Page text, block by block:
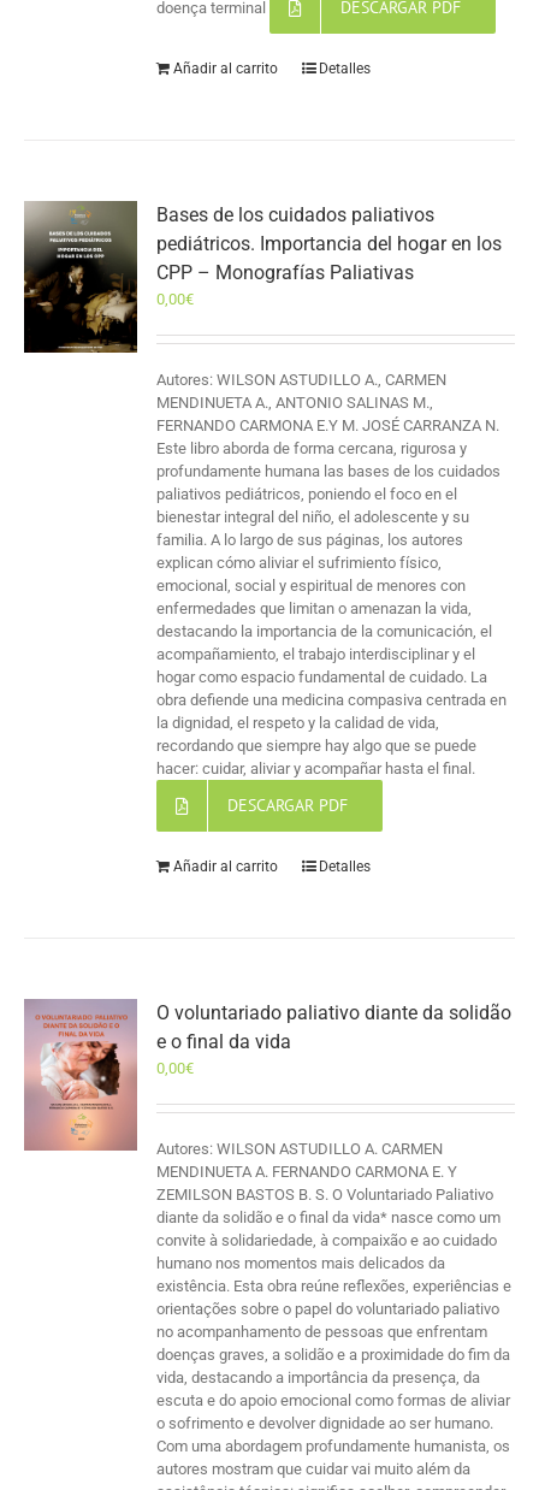
doença terminal DESCARGAR PDF
Añadir al carrito Detalles
Bases de los cuidados paliativos
pediátricos. Importancia del hogar en los
CPP – Monografías Paliativas
0,00€
Autores: WILSON ASTUDILLO A., CARMEN
MENDINUETA A., ANTONIO SALINAS M.,
FERNANDO CARMONA E.Y M. JOSÉ CARRANZA N.
Este libro aborda de forma cercana, rigurosa y
profundamente humana las bases de los cuidados
paliativos pediátricos, poniendo el foco en el
bienestar integral del niño, el adolescente y su
familia. A lo largo de sus páginas, los autores
explican cómo aliviar el sufrimiento físico,
emocional, social y espiritual de menores con
enfermedades que limitan o amenazan la vida,
destacando la importancia de la comunicación, el
acompañamiento, el trabajo interdisciplinar y el
hogar como espacio fundamental de cuidado. La
obra defiende una medicina compasiva centrada en
la dignidad, el respeto y la calidad de vida,
recordando que siempre hay algo que se puede
hacer: cuidar, aliviar y acompañar hasta el final.
DESCARGAR PDF
Añadir al carrito Detalles
O voluntariado paliativo diante da solidão
e o final da vida
0,00€
Autores: WILSON ASTUDILLO A. CARMEN
MENDINUETA A. FERNANDO CARMONA E. Y
ZEMILSON BASTOS B. S. O Voluntariado Paliativo
diante da solidão e o final da vida* nasce como um
convite à solidariedade, à compaixão e ao cuidado
humano nos momentos mais delicados da
existência. Esta obra reúne reflexões, experiências e
orientações sobre o papel do voluntariado paliativo
no acompanhamento de pessoas que enfrentam
doenças graves, a solidão e a proximidade do fim da
vida, destacando a importância da presença, da
escuta e do apoio emocional como formas de aliviar
o sofrimento e devolver dignidade ao ser humano.
Com uma abordagem profundamente humanista, os
autores mostram que cuidar vai muito além da